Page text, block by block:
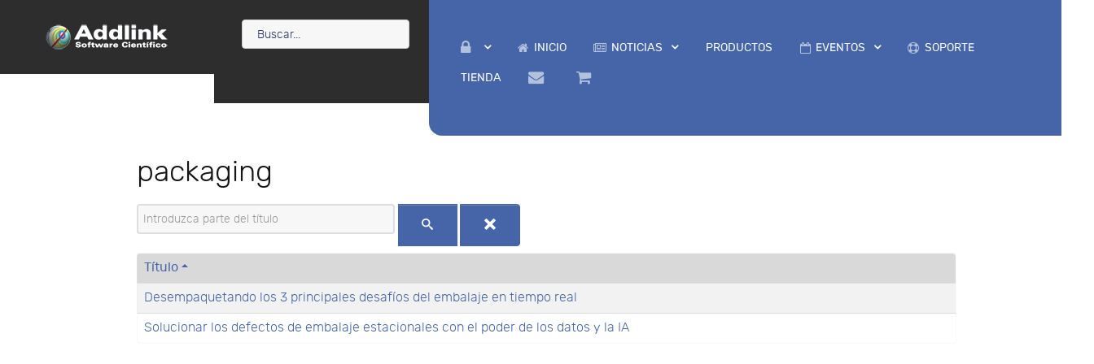
INICIO NOTICIAS PRODUCTOS EVENTOS SOPORTE
TIENDA
packaging
Introduzca parte del título
Título
Desempaquetando los 3 principales desafíos del embalaje en tiempo real
Solucionar los defectos de embalaje estacionales con el poder de los datos y la IA